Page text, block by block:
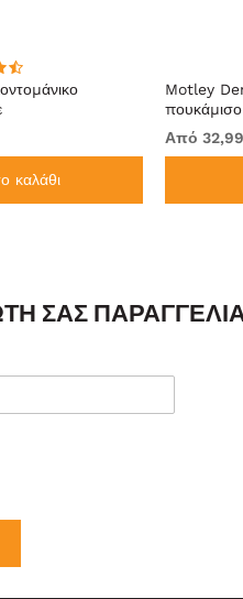
καλάθι
Motley
Από
ΣΑΣ